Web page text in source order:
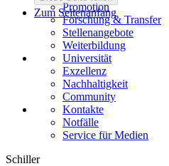
Zum Seitenanfang
Promotion
Forschung & Transfer
Stellenangebote
Weiterbildung
Universität
Exzellenz
Nachhaltigkeit
Community
Kontakte
Notfälle
Service für Medien
Schiller